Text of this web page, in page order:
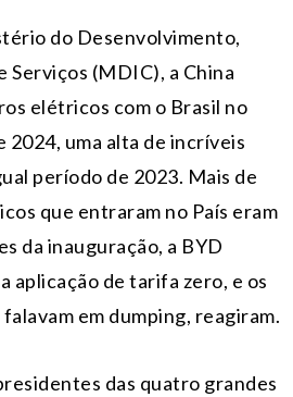
do Desenvolvimento,
Serviços (MDIC), a China
elétricos com o Brasil no
uma alta de incríveis
período de 2023. Mais de
que entraram no País eram
da inauguração, a BYD
aplicação de tarifa zero, e os
em dumping, reagiram.
das quatro grandes